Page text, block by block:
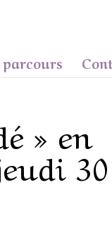
» en
30